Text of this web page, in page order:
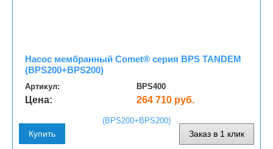
Насос мембранный Comet® серия ВPS TANDEM
(BPS200+BPS200)
Артикул: ВPS400
Цена: 264 710 руб.
Купить Заказ в 1 клик